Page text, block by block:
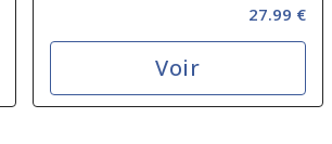
27.99 €
Voir